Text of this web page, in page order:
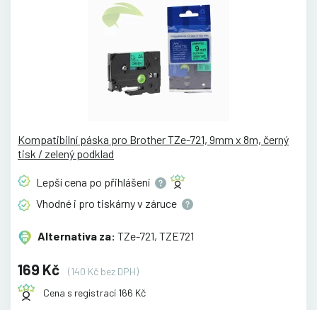
Kompatibilní páska pro Brother TZe-721, 9mm x 8m, černý
tisk / zelený podklad
Lepší cena po přihlášení
Vhodné i pro tiskárny v záruce
Alternativa za: TZe-721, TZE721
169 Kč
(140 Kč bez DPH)
Cena s registrací 166 Kč